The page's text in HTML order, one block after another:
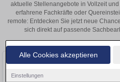
Alle Cookies akzeptieren
Einstellungen
aktuelle Stellenangebote in Vollzeit
erfahrene Fachkräfte oder
remote: Entdecken Sie jetzt neue
sich direkt auf passende